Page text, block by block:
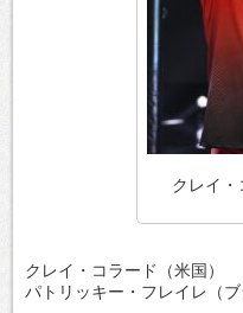
クレイ・
クレイ・コラード（米国）
パトリッキー・フレイレ（